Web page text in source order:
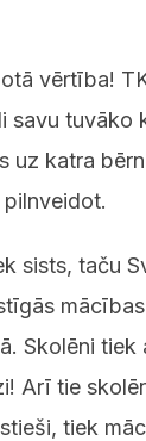
vērtība!
savu tuvāko
uz katra
sists, taču
Skolēni tiek
Arī tie
tiek